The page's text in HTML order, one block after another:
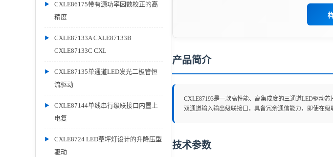
CXLE86175带有源功率因数校正的高
精度
CXLE87133A CXLE87133B
CXLE87133C CXL
CXLE87135单通道LED发光二极管恒
流驱动
CXLE87144单线串行级联接口内置上
电复
CXLE8724 LED草坪灯设计的升降压型
驱动
产品简介
CXLE87193是一款高性能、高集成度的三通道LED驱动
双通道输入输出级联接口，具备冗余通信能力，即使在
技术参数